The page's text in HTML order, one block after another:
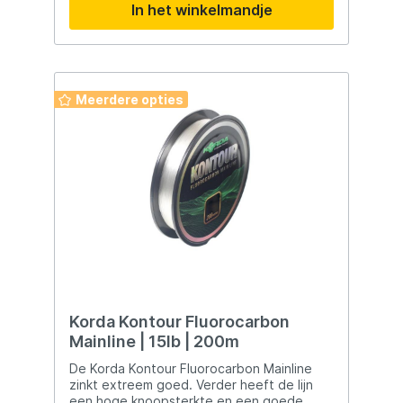
het directe contact met uw prooi. De J-
Braid heeft voor iedere visserij de juiste
dikte – of het nu in zee, kanalen of meren
J-Braid is daarbij zeer soepel en glad en
glijdt geruisloos door de ogen en u kunt
zelfs met licht kunstaas verre worpen
realiseren. Ideaal voor spinmolens en
baitcasting reels. Ongelooflijke
prijskwaliteitverhouding! 8-Strengen Rond
In het winkelmandje
Meerdere opties
Korda Kontour Fluorocarbon
Mainline | 15lb | 200m
De Korda Kontour Fluorocarbon Mainline
zinkt extreem goed. Verder heeft de lijn